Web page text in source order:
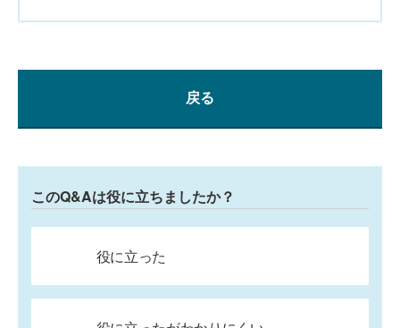
戻る
このQ&Aは役に立ちましたか？
役に立った